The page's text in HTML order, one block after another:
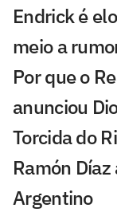
Endrick é
meio a
Por que o
anunciou
Torcida do
Ramón
Argentino